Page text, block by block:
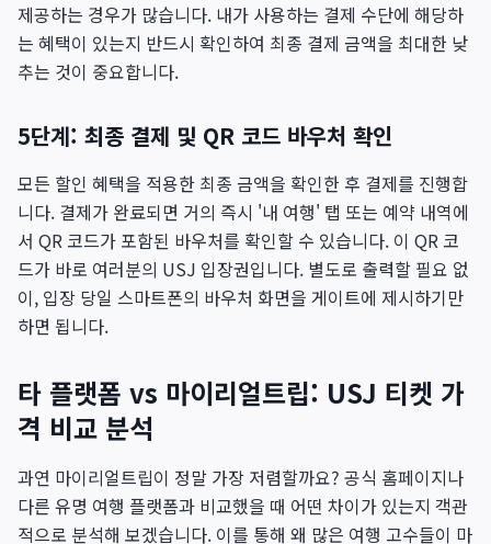
제공하는 경우가 많습니다. 내가 사용하는 결제 수단에 해당하
는 혜택이 있는지 반드시 확인하여 최종 결제 금액을 최대한 낮
추는 것이 중요합니다.
5단계: 최종 결제 및 QR 코드 바우처 확인
모든 할인 혜택을 적용한 최종 금액을 확인한 후 결제를 진행합
니다. 결제가 완료되면 거의 즉시 '내 여행' 탭 또는 예약 내역에
서 QR 코드가 포함된 바우처를 확인할 수 있습니다. 이 QR 코
드가 바로 여러분의 USJ 입장권입니다. 별도로 출력할 필요 없
이, 입장 당일 스마트폰의 바우처 화면을 게이트에 제시하기만
하면 됩니다.
타 플랫폼 vs 마이리얼트립: USJ 티켓 가
격 비교 분석
과연 마이리얼트립이 정말 가장 저렴할까요? 공식 홈페이지나
다른 유명 여행 플랫폼과 비교했을 때 어떤 차이가 있는지 객관
적으로 분석해 보겠습니다. 이를 통해 왜 많은 여행 고수들이 마